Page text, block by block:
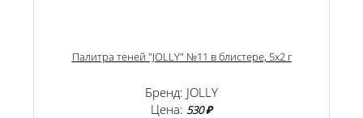
Палитра теней "JOLLY" №11 в блистере, 5х2 г
Бренд: JOLLY
Цена: 530 ₽